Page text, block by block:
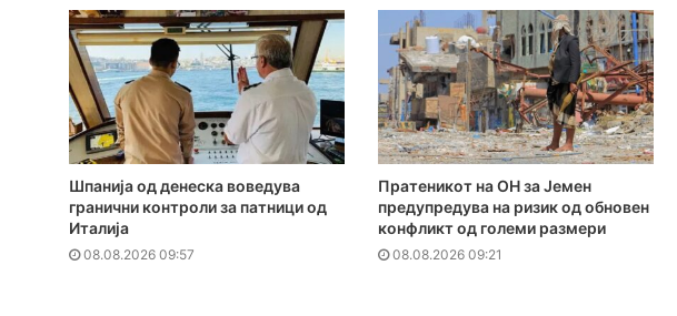
Шпанија од денеска воведува
гранични контроли за патници од
Италија
08.08.2026 09:57
Пратеникот на ОН за Јемен
предупредува на ризик од обновен
конфликт од големи размери
08.08.2026 09:21